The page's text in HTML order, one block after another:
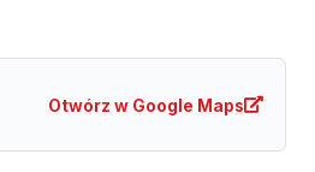
Nieumiejących
wprowadzających —
pełne
Otwórz w Google Maps